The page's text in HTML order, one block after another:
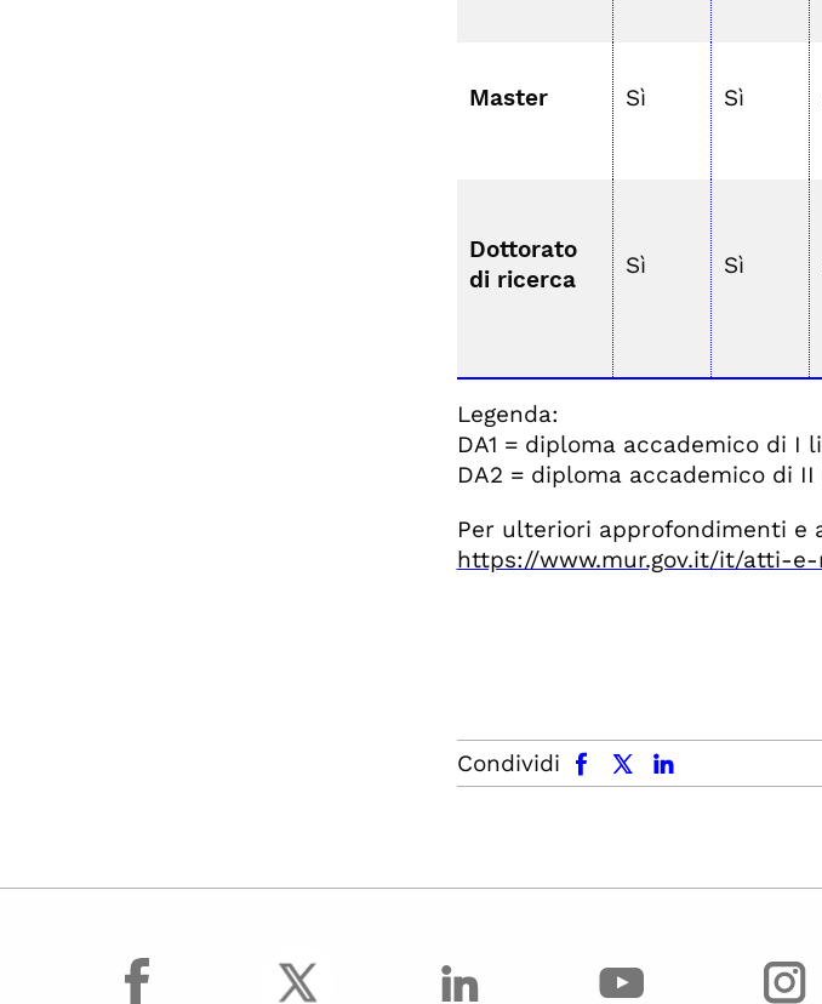
Master Sì Sì
Dottorato
di ricerca
Sì Sì
Legenda:
DA1 = diploma accademico di I
DA2 = diploma accademico di
Per ulteriori approfondimenti e
https://www.mur.gov.it/it/atti-
Condividi
facebook x.com linkedin
facebook